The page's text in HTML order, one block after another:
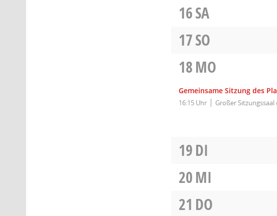
16SA
17SO
18MO
Gemeinsame Sitzung des
16:15 Uhr Großer Sitzungssaal
19DI
20MI
21 DO